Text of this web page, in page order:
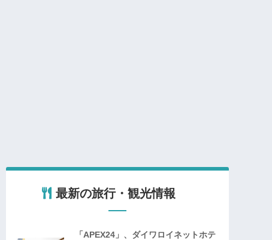
最新の旅行・観光情報
「APEX24」、ダイワロイネットホテ